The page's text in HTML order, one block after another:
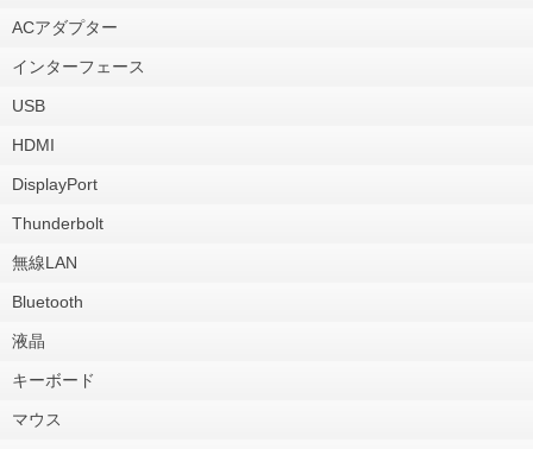
ACアダプター
インターフェース
USB
HDMI
DisplayPort
Thunderbolt
無線LAN
Bluetooth
液晶
キーボード
マウス